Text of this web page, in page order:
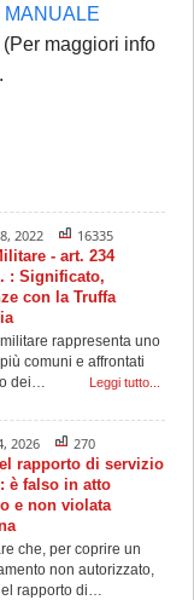
MANUALE
(Per maggiori info
2022
16335
- art. 234
: Significato,
con la Truffa
rappresenta uno
comuni e affrontati
dei…
Leggi tutto...
2026
270
rapporto di servizio
è falso in atto
e non violata
che, per coprire un
non autorizzato,
rapporto di…
evasa
di riscontro
le
generali,
al rientro,